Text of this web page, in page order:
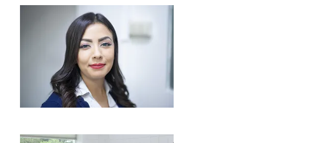
Kaip miegamojo
atmosfera veikia odos
senėjimą?
2026-06-01